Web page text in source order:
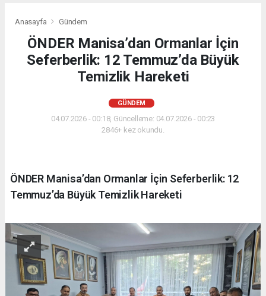
Anasayfa Gündem
ÖNDER Manisa’dan Ormanlar İçin
Seferberlik: 12 Temmuz’da Büyük
Temizlik Hareketi
GÜNDEM
04.07.2026 - 00:18, Güncelleme: 04.07.2026 - 00:23
2846+ kez okundu.
ÖNDER Manisa’dan Ormanlar İçin Seferberlik: 12
Temmuz’da Büyük Temizlik Hareketi